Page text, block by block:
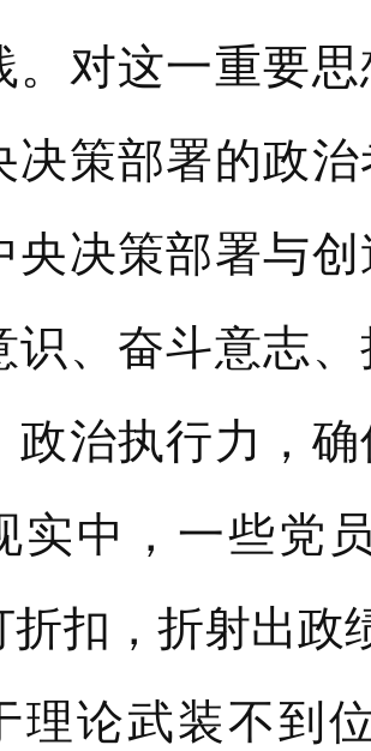
。对这一重要
决策部署的政
央决策部署与
识、奋斗意志
政治执行力，
实中，一些党
折扣，折射出政
理论武装不到